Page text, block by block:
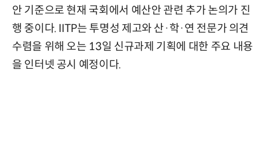
안 기준으로 현재 국회에서 예산안 관련 추가 논의가 진
행 중이다. IITP는 투명성 제고와 산·학·연 전문가 의견
수렴을 위해 오는 13일 신규과제 기획에 대한 주요 내용
을 인터넷 공시 예정이다.